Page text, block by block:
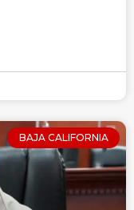
BAJA CALIFORNIA